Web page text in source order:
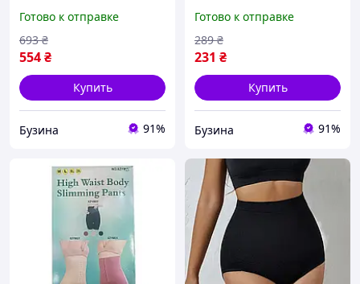
тела электромассажер
для коррекции фигуры
buzyna
Готово к отправке
554₴
693 ₴
Купить
Бузина 91%
для похудения для
занятий спортом S
buzyna
Готово к отправке
231 ₴
289 ₴
Купить
Бузина 91%